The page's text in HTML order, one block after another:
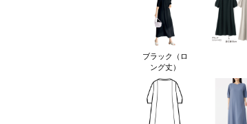
ブラック（ロ
ング丈）